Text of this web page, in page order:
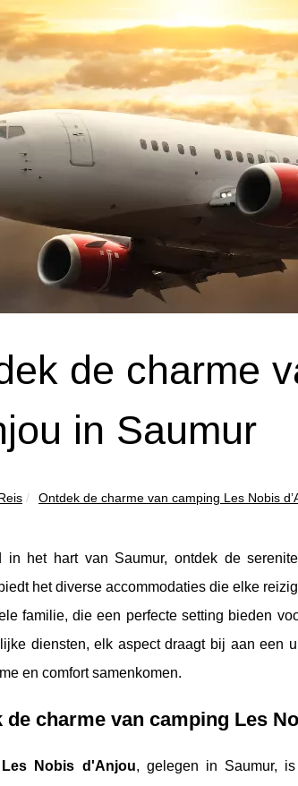
de charme
in Saumur
Ontdek de charme van camping Les Nobis
in het hart van Saumur, ontdek de
het diverse accommodaties die elke
familie, die een perfecte setting bieden
diensten, elk aspect draagt bij aan een
en comfort samenkomen.
de charme van camping Les
Les Nobis d'Anjou, gelegen in Saumur,